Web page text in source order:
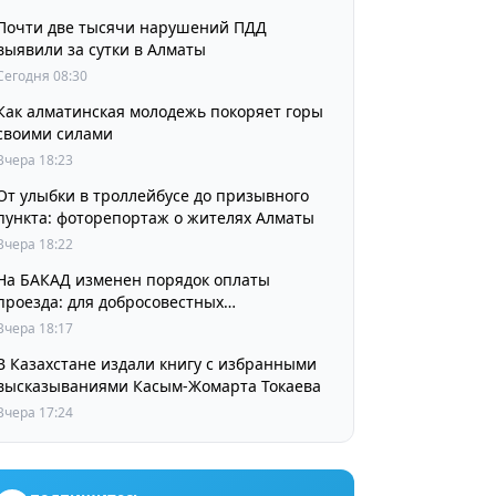
две тысячи нарушений ПДД
за сутки в Алматы
08:30
алматинская молодежь покоряет горы
силами
18:23
улыбки в троллейбусе до призывного
фоторепортаж о жителях Алматы
18:22
БАКАД изменен порядок оплаты
для добросовестных
стоимость остается
18:17
Казахстане издали книгу с избранными
Касым-Жомарта Токаева
17:24